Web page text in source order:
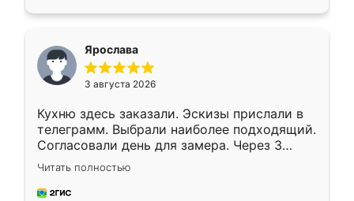
Ярослава
3 августа 2026
Кухню здесь заказали. Эскизы прислали в
телеграмм. Выбрали наиболее подходящий.
Согласовали день для замера. Через 3
недели кухня была уже готова. Остались
довольны работой. Спасибо Ренессанс
мебель за качественную работу!
Читать полностью